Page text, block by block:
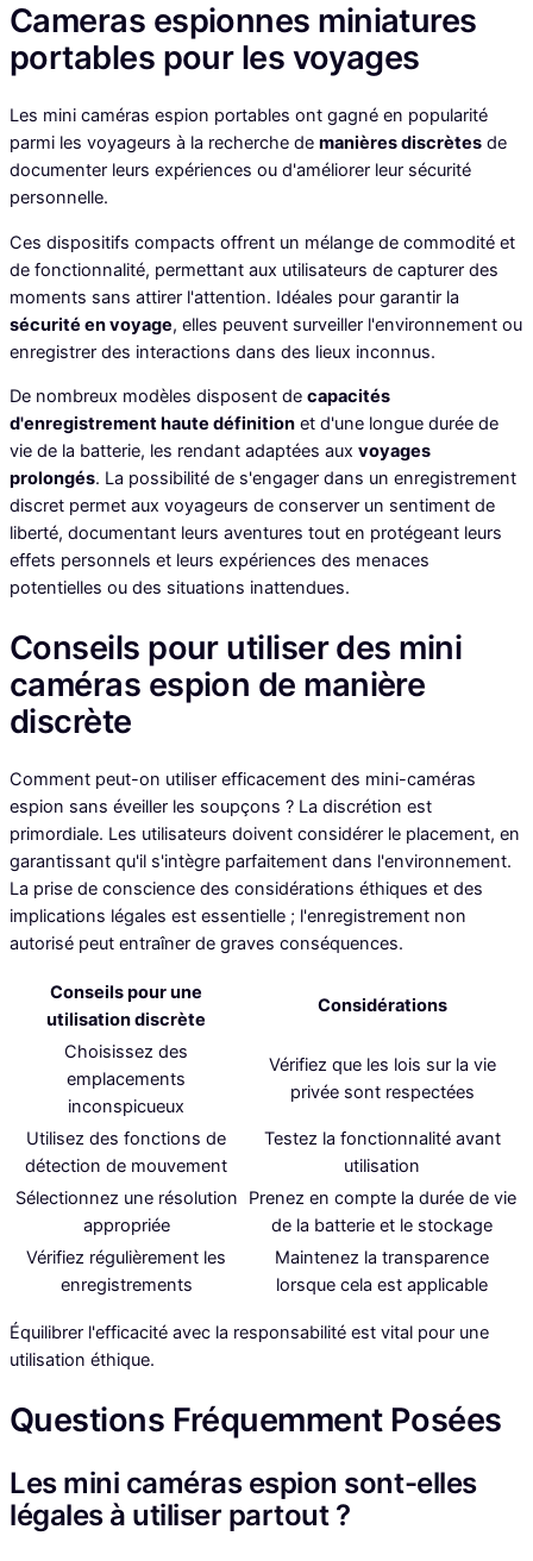
Cameras espionnes miniatures
portables pour les voyages
Les mini caméras espion portables ont gagné en popularité
parmi les voyageurs à la recherche de manières discrètes de
documenter leurs expériences ou d'améliorer leur sécurité
personnelle.
Ces dispositifs compacts offrent un mélange de commodité et
de fonctionnalité, permettant aux utilisateurs de capturer des
moments sans attirer l'attention. Idéales pour garantir la
sécurité en voyage, elles peuvent surveiller l'environnement ou
enregistrer des interactions dans des lieux inconnus.
De nombreux modèles disposent de capacités
d'enregistrement haute définition et d'une longue durée de
vie de la batterie, les rendant adaptées aux voyages
prolongés. La possibilité de s'engager dans un enregistrement
discret permet aux voyageurs de conserver un sentiment de
liberté, documentant leurs aventures tout en protégeant leurs
effets personnels et leurs expériences des menaces
potentielles ou des situations inattendues.
Conseils pour utiliser des mini
caméras espion de manière
discrète
Comment peut-on utiliser efficacement des mini-caméras
espion sans éveiller les soupçons ? La discrétion est
primordiale. Les utilisateurs doivent considérer le placement, en
garantissant qu'il s'intègre parfaitement dans l'environnement.
La prise de conscience des considérations éthiques et des
implications légales est essentielle ; l'enregistrement non
autorisé peut entraîner de graves conséquences.
Conseils pour une
utilisation discrète
Considérations
Choisissez des
emplacements
inconspicueux
Vérifiez que les lois sur la vie
privée sont respectées
Utilisez des fonctions de
détection de mouvement
Testez la fonctionnalité avant
utilisation
Sélectionnez une résolution
appropriée
Prenez en compte la durée de vie
de la batterie et le stockage
Vérifiez régulièrement les
enregistrements
Maintenez la transparence
lorsque cela est applicable
Équilibrer l'efficacité avec la responsabilité est vital pour une
utilisation éthique.
Questions Fréquemment Posées
Les mini caméras espion sont-elles
légales à utiliser partout ?